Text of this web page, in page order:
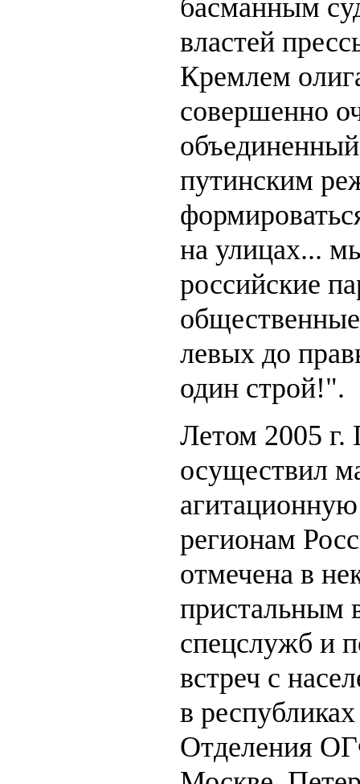
басманным
властей
Кремлем
совершенно
путинским
на улицах...
российские
левых до
один строй!".
Летом 2005 г.
осуществил
регионам
отмечена в
пристальным
спецслужб и
встреч с
в
Отделения